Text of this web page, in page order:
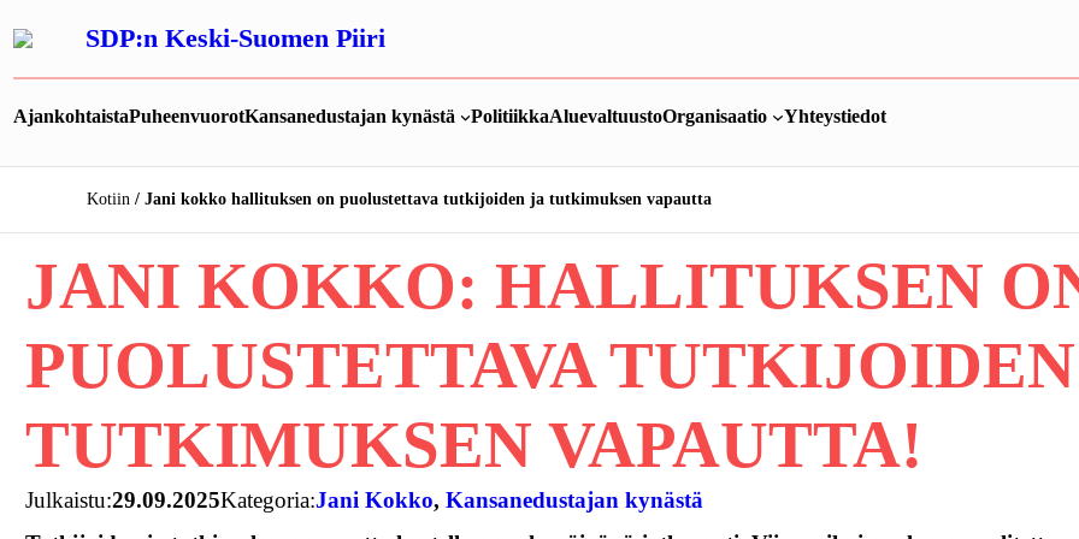
sisältöön
SDP:n Keski-Suomen Piiri
AjankohtaistaPuheenvuorotKansanedustajan kynästä PolitiikkaAluevaltuustoOrganisaatio Yhteystiedot
Kotiin Jani kokko hallituksen on puolustettava tutkijoiden ja tutkimuksen vapautta
JANI KOKKO: HALLITUKSEN
PUOLUSTETTAVA
TUTKIMUKSEN VAPAUTTA!
Julkaistu:29.09.2025Kategoria:Jani Kokko, Kansanedustajan kynästä